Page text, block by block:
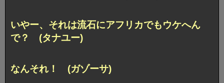
いやー、それは流石にアフリカでもウケへん
で？ (タナユー)
なんそれ！ (ガゾーサ)